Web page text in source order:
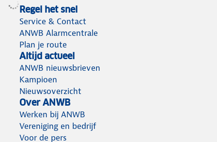
Regel het snel
Service & Contact
ANWB Alarmcentrale
Plan je route
Altijd actueel
ANWB nieuwsbrieven
Kampioen
Nieuwsoverzicht
Over ANWB
Werken bij ANWB
Vereniging en bedrijf
Voor de pers